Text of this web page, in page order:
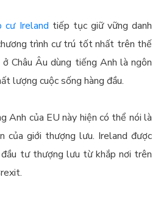
cư Ireland tiếp tục giữ vững danh
trình cư trú tốt nhất trên thế
Châu Âu dùng tiếng Anh là ngôn
lượng cuộc sống hàng đầu.
Anh của EU này hiện có thể nói là
của giới thượng lưu. Ireland được
tư thượng lưu từ khắp nơi trên